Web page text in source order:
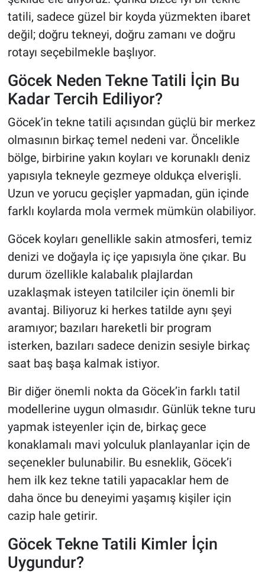
tatili, sadece güzel bir koyda yüzmekten ibaret
değil; doğru tekneyi, doğru zamanı ve doğru
rotayı seçebilmekle başlıyor.
Göcek Neden Tekne Tatili İçin Bu
Kadar Tercih Ediliyor?
Göcek’in tekne tatili açısından güçlü bir merkez
olmasının birkaç temel nedeni var. Öncelikle
bölge, birbirine yakın koyları ve korunaklı deniz
yapısıyla tekneyle gezmeye oldukça elverişli.
Uzun ve yorucu geçişler yapmadan, gün içinde
farklı koylarda mola vermek mümkün olabiliyor.
Göcek koyları genellikle sakin atmosferi, temiz
denizi ve doğayla iç içe yapısıyla öne çıkar. Bu
durum özellikle kalabalık plajlardan
uzaklaşmak isteyen tatilciler için önemli bir
avantaj. Biliyoruz ki herkes tatilde aynı şeyi
aramıyor; bazıları hareketli bir program
isterken, bazıları sadece denizin sesiyle birkaç
saat baş başa kalmak istiyor.
Bir diğer önemli nokta da Göcek’in farklı tatil
modellerine uygun olmasıdır. Günlük tekne turu
yapmak isteyenler için de, birkaç gece
konaklamalı mavi yolculuk planlayanlar için de
seçenekler bulunabilir. Bu esneklik, Göcek’i
hem ilk kez tekne tatili yapacaklar hem de
daha önce bu deneyimi yaşamış kişiler için
cazip hale getirir.
Göcek Tekne Tatili Kimler İçin
Uygundur?